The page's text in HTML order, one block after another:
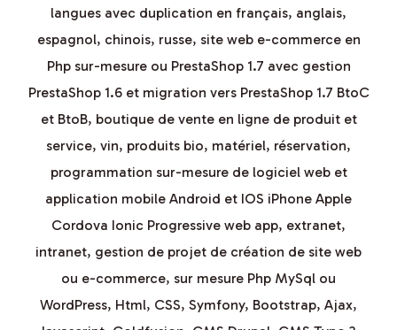
langues avec duplication en français, anglais,
espagnol, chinois, russe, site web e-commerce en
Php sur-mesure ou PrestaShop 1.7 avec gestion
PrestaShop 1.6 et migration vers PrestaShop 1.7 BtoC
et BtoB, boutique de vente en ligne de produit et
service, vin, produits bio, matériel, réservation,
programmation sur-mesure de logiciel web et
application mobile Android et IOS iPhone Apple
Cordova Ionic Progressive web app, extranet,
intranet, gestion de projet de création de site web
ou e-commerce, sur mesure Php MySql ou
WordPress, Html, CSS, Symfony, Bootstrap, Ajax,